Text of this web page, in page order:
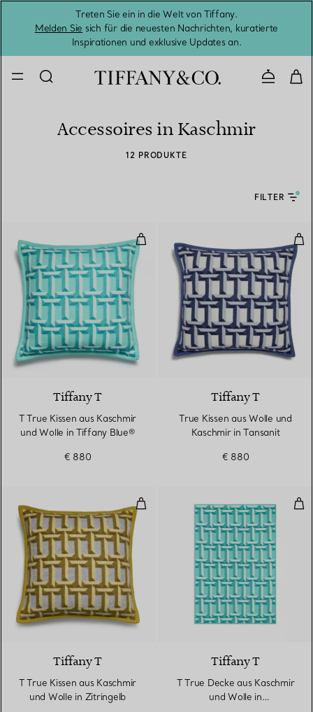
Treten Sie ein in die Welt von Tiffany.
Melden Sie sich für die neuesten Nachrichten, kuratierte
Inspirationen und exklusive Updates an.
Accessoires in Kaschmir
12 PRODUKTE
FILTER
T True Kissen aus Kaschmir
3 Farben
Tiffany T
T True Kissen aus Kaschmir
und Wolle in Tiffany Blue®
€ 880
Tiffany T
True Kissen aus Wolle und
Kaschmir in Tansanit
€ 880
T True Kissen aus Kaschmir und
3 Farben
Tiffany T
T True Kissen aus Kaschmir
und Wolle in Zitringelb
T
Tiffany T
T True Decke aus Kaschmir
und Wolle in